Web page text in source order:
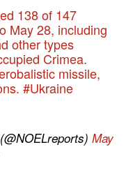
138 of 147
May 28, including
other types
Crimea.
missile,
#Ukraine
May